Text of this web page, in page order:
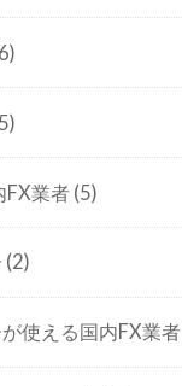
FX業者 (5)
(2)
使える国内FX業者